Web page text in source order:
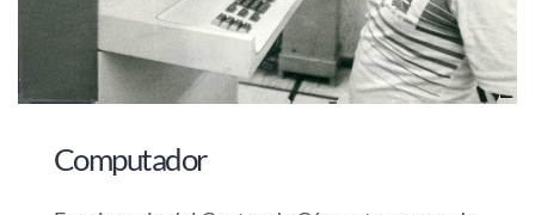
Computador